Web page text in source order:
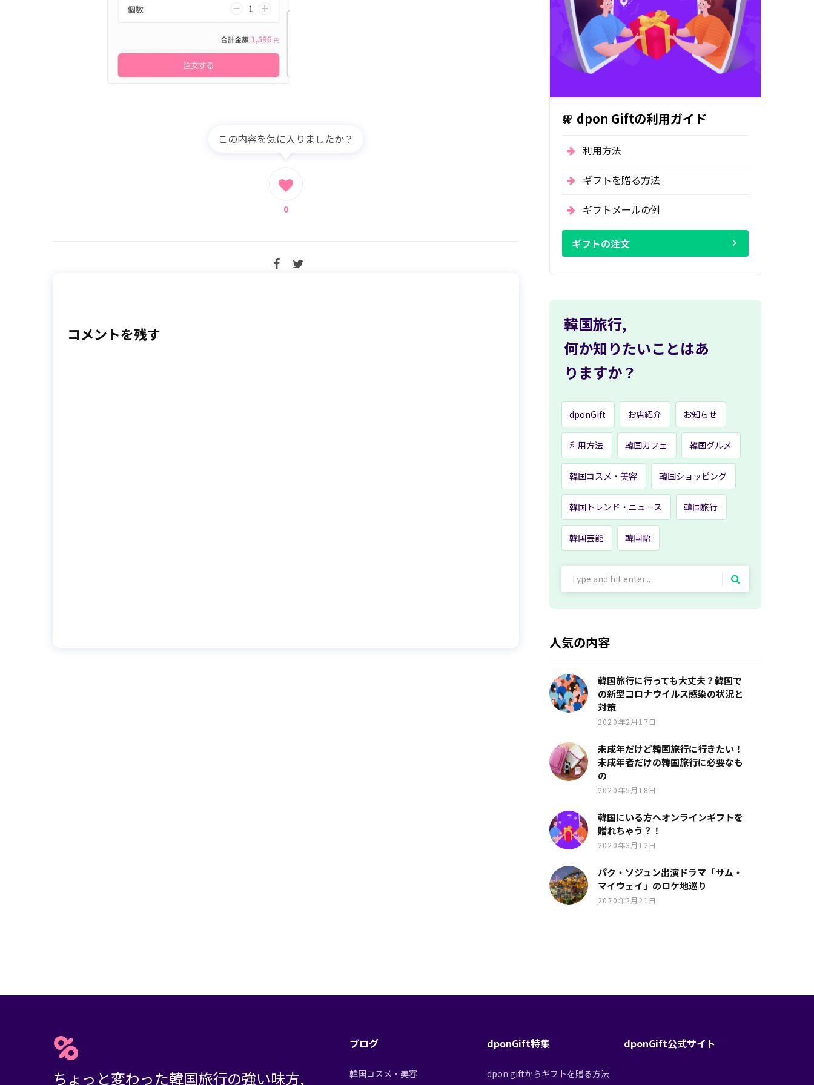
この内容を気に入りましたか？
0
コメントを残す
dpon Giftの利用ガイド
利用方法
ギフトを贈る方法
ギフトメールの例
ギフトの注文
韓国旅行,
何か知りたいことはあ
りますか？
dponGift お店紹介 お知らせ
利用方法 韓国カフェ 韓国グルメ
韓国コスメ・美容 韓国ショッピング
韓国トレンド・ニュース 韓国旅行
韓国芸能 韓国語
人気の内容
韓国旅行に行っても大丈夫？韓国で
の新型コロナウイルス感染の状況と
対策
2020年2月17日
未成年だけど韓国旅行に行きたい！
未成年者だけの韓国旅行に必要なも
の
2020年5月18日
韓国にいる方へオンラインギフトを
贈れちゃう？！
2020年3月12日
パク・ソジュン出演ドラマ「サム・
マイウェイ」のロケ地巡り
2020年2月21日
ちょっと変わった韓国旅行の強い味方,
ブログ
韓国コスメ・美容
dponGift特集
dpon giftからギフトを贈る方法
dponGift公式サイト